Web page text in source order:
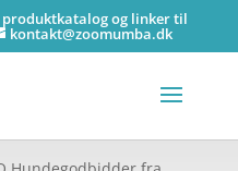
produktkatalog og linker til
kontakt@zoomumba.dk